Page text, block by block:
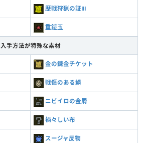
歴戦狩猟の証Ⅲ
重鎧玉
入手方法が特殊な素材
金の錬金チケット
戦傷のある鱗
ニビイロの金屑
禍々しい布
スージャ反物